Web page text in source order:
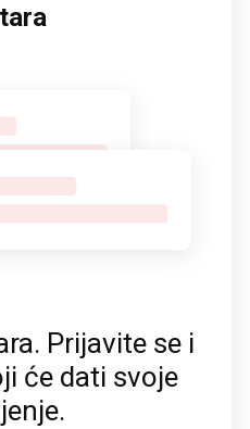
Prijavite se i
će dati svoje